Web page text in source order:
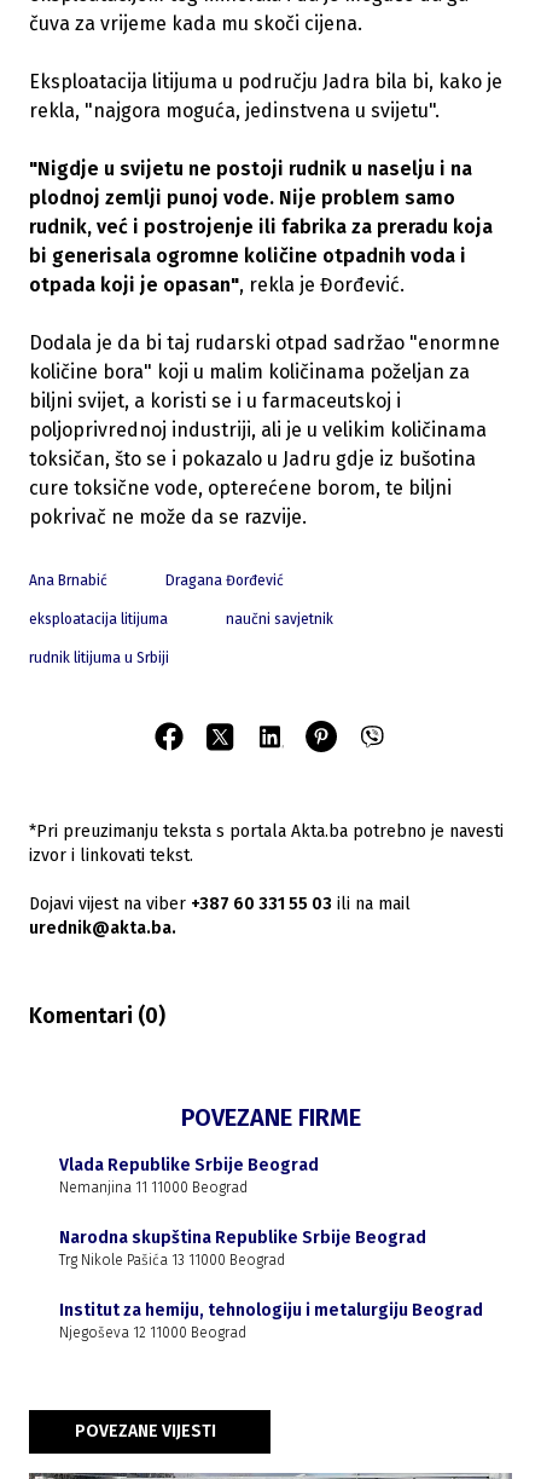
čuva za vrijeme kada mu skoči cijena.
Eksploatacija litijuma u području Jadra bila bi, kako je
rekla, "najgora moguća, jedinstvena u svijetu".
"Nigdje u svijetu ne postoji rudnik u naselju i na
plodnoj zemlji punoj vode. Nije problem samo
rudnik, već i postrojenje ili fabrika za preradu koja
bi generisala ogromne količine otpadnih voda i
otpada koji je opasan", rekla je Đorđević.
Dodala je da bi taj rudarski otpad sadržao "enormne
količine bora" koji u malim količinama poželjan za
biljni svijet, a koristi se i u farmaceutskoj i
poljoprivrednoj industriji, ali je u velikim količinama
toksičan, što se i pokazalo u Jadru gdje iz bušotina
cure toksične vode, opterećene borom, te biljni
pokrivač ne može da se razvije.
Ana Brnabić Dragana Đorđević
eksploatacija litijuma naučni savjetnik
rudnik litijuma u Srbiji
*Pri preuzimanju teksta s portala Akta.ba potrebno je navesti
izvor i linkovati tekst.
Dojavi vijest na viber +387 60 331 55 03 ili na mail
urednik@akta.ba.
Komentari (0)
POVEZANE FIRME
Vlada Republike Srbije Beograd
Nemanjina 11 11000 Beograd
Narodna skupština Republike Srbije Beograd
Trg Nikole Pašića 13 11000 Beograd
Institut za hemiju, tehnologiju i metalurgiju Beograd
Njegoševa 12 11000 Beograd
POVEZANE VIJESTI